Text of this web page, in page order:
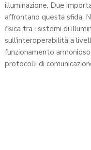
illuminazione. Due
affrontano questa sfida.
fisica tra i sistemi di
sull'interoperabilità a
funzionamento
protocolli di